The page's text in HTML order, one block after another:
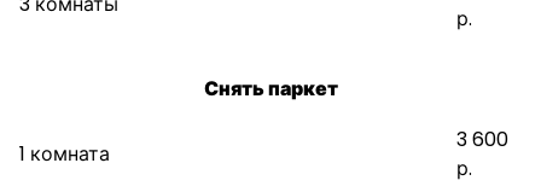
р.
Снять паркет
1 комната
3 600
р.